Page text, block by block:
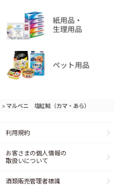
> マルベニ 塩紅鮭（カマ・あら）
利用規約
お客さまの個人情報の
取扱いについて
酒類販売管理者標識